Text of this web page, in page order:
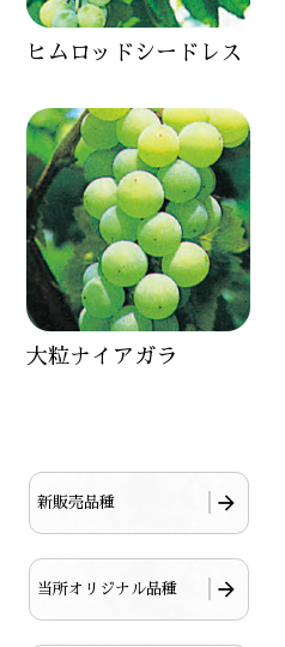
ヒムロッドシードレス
大粒ナイアガラ
新販売品種
当所オリジナル品種